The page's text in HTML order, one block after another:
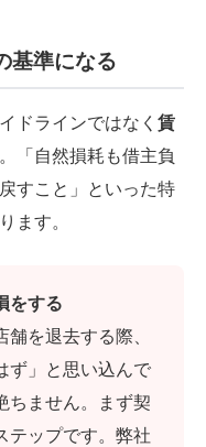
基準になる
ドラインではなく 賃
「自然損耗も借主負
すこと」といった特
ます。
をする
を退去する際、
ず」と思い込んで
ちません。まず契
テップです。弊社